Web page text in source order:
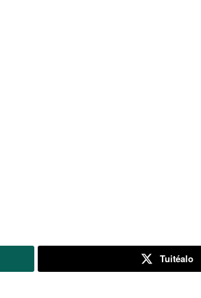
Tuitéalo